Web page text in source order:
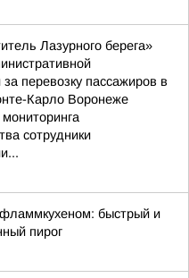
Лазурного берега»
за перевозку пассажиров в
Карло Воронеже
сотрудники
быстрый и
пирог